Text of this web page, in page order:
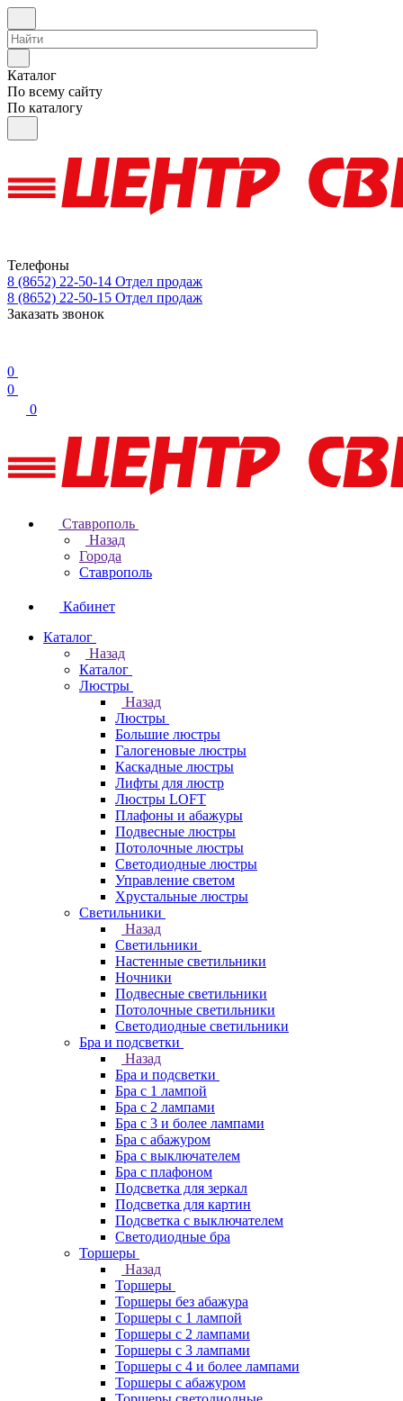
Каталог
По всему сайту
По каталогу
Телефоны
8 (8652) 22-50-14 Отдел продаж
8 (8652) 22-50-15 Отдел продаж
Заказать звонок
0
0
0
Ставрополь
Назад
Города
Ставрополь
Кабинет
Каталог
Назад
Каталог
Люстры
Назад
Люстры
Большие люстры
Галогеновые люстры
Каскадные люстры
Лифты для люстр
Люстры LOFT
Плафоны и абажуры
Подвесные люстры
Потолочные люстры
Светодиодные люстры
Управление светом
Хрустальные люстры
Светильники
Назад
Светильники
Настенные светильники
Ночники
Подвесные светильники
Потолочные светильники
Светодиодные светильники
Бра и подсветки
Назад
Бра и подсветки
Бра с 1 лампой
Бра с 2 лампами
Бра с 3 и более лампами
Бра с абажуром
Бра с выключателем
Бра с плафоном
Подсветка для зеркал
Подсветка для картин
Подсветка с выключателем
Светодиодные бра
Торшеры
Назад
Торшеры
Торшеры без абажура
Торшеры с 1 лампой
Торшеры с 2 лампами
Торшеры с 3 лампами
Торшеры с 4 и более лампами
Торшеры с абажуром